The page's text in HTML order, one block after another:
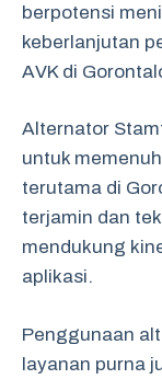
berpotensi
keberlanjutan
AVK di
Alternator
untuk
terutama di
terjamin dan
mendukung
aplikasi.
Penggunaan
layanan purna